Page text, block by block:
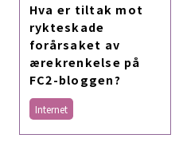
Hva er tiltak mot
rykteskade
forårsaket av
ærekrenkelse på
FC2-bloggen?
Internet